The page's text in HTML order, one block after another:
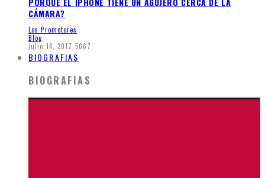
CÁMARA?
Los Promotores
Blog
julio 14, 2017 5067
BIOGRAFIAS
BIOGRAFIAS